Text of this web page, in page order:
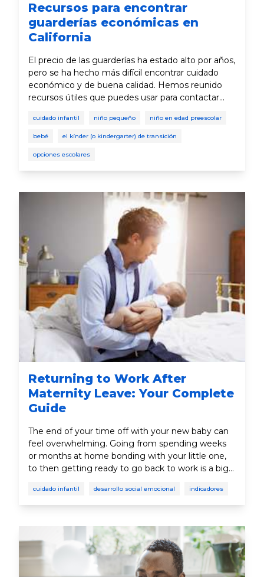
Recursos para encontrar
guarderías económicas en
California
El precio de las guarderías ha estado alto por años,
pero se ha hecho más difícil encontrar cuidado
económico y de buena calidad. Hemos reunido
recursos útiles que puedes usar para contactar
cuidado infantil niño pequeño niño en edad preescolar
bebé el kínder (o kindergarter) de transición
opciones escolares
Returning to Work After
Maternity Leave: Your Complete
Guide
The end of your time off with your new baby can
feel overwhelming. Going from spending weeks
or months at home bonding with your little one,
to then getting ready to go back to work is a big
Read on for tips that can help guide you during
this transition.
cuidado infantil desarrollo social emocional indicadores